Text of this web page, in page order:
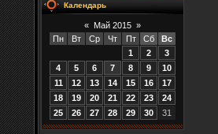
Календарь
« Май 2015 »
Пн
Вт Ср Чт Пт Сб
Вс
1
2
3
4
5 6 7 8 9
10
11
12 13 14 15 16
17
18
19 20 21 22 23
24
25
26 27 28 29 30 31